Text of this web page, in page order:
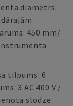
diametrs:
450 mm/
tilpums: 6
3 AC 400 V /
slodze: